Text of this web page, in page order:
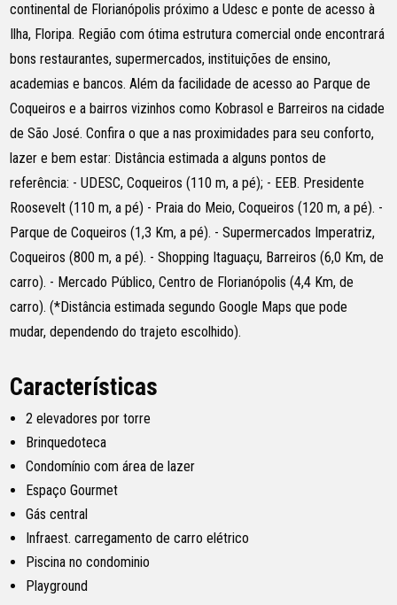
continental de Florianópolis próximo a Udesc e ponte de acesso à
Ilha, Floripa. Região com ótima estrutura comercial onde encontrará
bons restaurantes, supermercados, instituições de ensino,
academias e bancos. Além da facilidade de acesso ao Parque de
Coqueiros e a bairros vizinhos como Kobrasol e Barreiros na cidade
de São José. Confira o que a nas proximidades para seu conforto,
lazer e bem estar: Distância estimada a alguns pontos de
referência: - UDESC, Coqueiros (110 m, a pé); - EEB. Presidente
Roosevelt (110 m, a pé) - Praia do Meio, Coqueiros (120 m, a pé). -
Parque de Coqueiros (1,3 Km, a pé). - Supermercados Imperatriz,
Coqueiros (800 m, a pé). - Shopping Itaguaçu, Barreiros (6,0 Km, de
carro). - Mercado Público, Centro de Florianópolis (4,4 Km, de
carro). (*Distância estimada segundo Google Maps que pode
mudar, dependendo do trajeto escolhido).
Características
2 elevadores por torre
Brinquedoteca
Condomínio com área de lazer
Espaço Gourmet
Gás central
Infraest. carregamento de carro elétrico
Piscina no condominio
Playground